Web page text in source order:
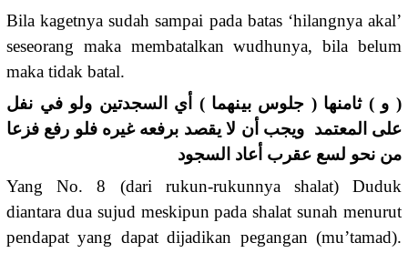
Bila kagetnya sudah sampai pada batas ‘hilangnya akal’
seseorang maka membatalkan wudhunya, bila belum
maka tidak batal.
( و ) ثامنها ( جلوس بينهما ) أي السجدتين ولو في نفل
على المعتمد ويجب أن لا يقصد برفعه غيره فلو رفع فزعا
من نحو لسع عقرب أعاد السجود
Yang No. 8 (dari rukun-rukunnya shalat) Duduk
diantara dua sujud meskipun pada shalat sunah menurut
pendapat yang dapat dijadikan pegangan (mu’tamad).